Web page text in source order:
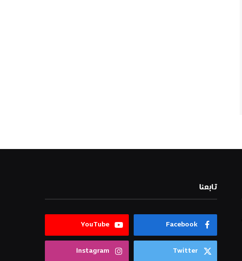
تابعنا
Facebook
YouTube
Twitter
Instagram